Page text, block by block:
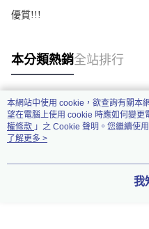
優質!!!
本分類熱銷全站排行
熱門標籤
本網站中使用 cookie，欲查詢有關本
望在電腦上使用 cookie 時應如何變更
權條款 」之 Cookie 聲明。您繼續使
用條款之 Cookie 聲明使用 cookie。
了解更多 >
我